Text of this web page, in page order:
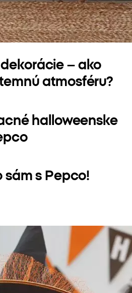
– ako
atmosféru?
halloweenske
sám s Pepco!